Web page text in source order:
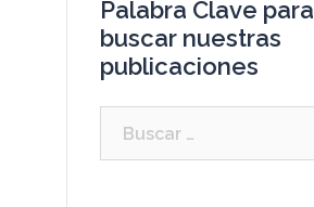
Palabra Clave para
buscar nuestras
publicaciones